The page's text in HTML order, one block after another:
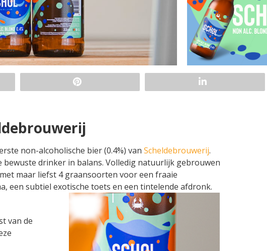
non-alcoholische bier (0.4%) van Scheldebrouwerij.
drinker in balans. Volledig natuurlijk gebrouwen
maar liefst 4 graansoorten voor een fraaie
een subtiel exotische toets en een tintelende afdronk.
van de